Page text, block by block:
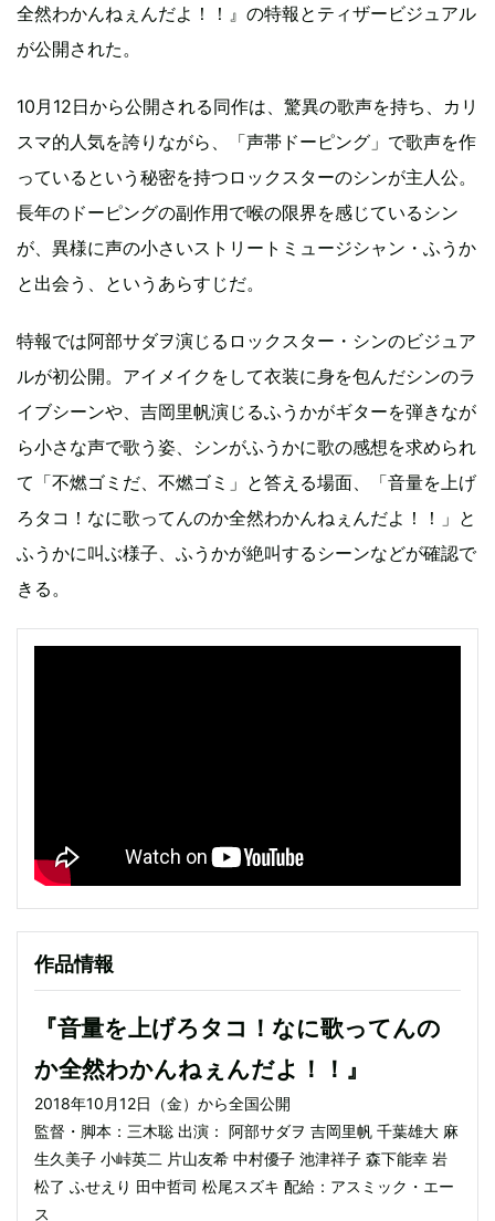
全然わかんねぇんだよ！！』の特報とティザービジュアル
が公開された。
10月12日から公開される同作は、驚異の歌声を持ち、カリ
スマ的人気を誇りながら、「声帯ドーピング」で歌声を作
っているという秘密を持つロックスターのシンが主人公。
長年のドーピングの副作用で喉の限界を感じているシン
が、異様に声の小さいストリートミュージシャン・ふうか
と出会う、というあらすじだ。
特報では阿部サダヲ演じるロックスター・シンのビジュア
ルが初公開。アイメイクをして衣装に身を包んだシンのラ
イブシーンや、吉岡里帆演じるふうかがギターを弾きなが
ら小さな声で歌う姿、シンがふうかに歌の感想を求められ
て「不燃ゴミだ、不燃ゴミ」と答える場面、「音量を上げ
ろタコ！なに歌ってんのか全然わかんねぇんだよ！！」と
ふうかに叫ぶ様子、ふうかが絶叫するシーンなどが確認で
きる。
作品情報
『音量を上げろタコ！なに歌ってんの
か全然わかんねぇんだよ！！』
2018年10月12日（金）から全国公開
監督・脚本：三木聡 出演： 阿部サダヲ 吉岡里帆 千葉雄大 麻
生久美子 小峠英二 片山友希 中村優子 池津祥子 森下能幸 岩
松了 ふせえり 田中哲司 松尾スズキ 配給：アスミック・エー
ス